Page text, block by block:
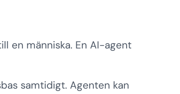
en människa. En AI-agent
samtidigt. Agenten kan